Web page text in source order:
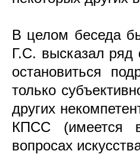
В целом беседа
Г.С. высказал ряд
остановиться
только
других
КПСС (имеется
вопросах